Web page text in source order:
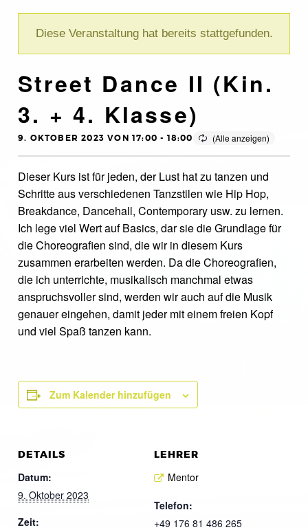
Diese Veranstaltung hat bereits stattgefunden.
Street Dance II (Kin.
3. + 4. Klasse)
9. OKTOBER 2023 VON 17:00 - 18:00
Dieser Kurs ist für jeden, der Lust hat zu tanzen und
Schritte aus verschiedenen Tanzstilen wie Hip Hop,
Breakdance, Dancehall, Contemporary usw. zu lernen.
Ich lege viel Wert auf Basics, dar sie die Grundlage für
die Choreografien sind, die wir in diesem Kurs
zusammen erarbeiten werden. Da die Choreografien,
die ich unterrichte, musikalisch manchmal etwas
anspruchsvoller sind, werden wir auch auf die Musik
genauer eingehen, damit jeder mit einem freien Kopf
und viel Spaß tanzen kann.
Zum Kalender hinzufügen
DETAILS
Datum:
9. Oktober 2023
Zeit:
LEHRER
Mentor
Telefon:
+49 176 81 486 265